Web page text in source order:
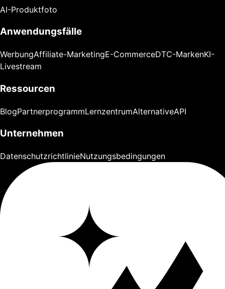
AI-Produktfoto
Anwendungsfälle
WerbungAffiliate-MarketingE-CommerceDTC-MarkenKI-
Livestream
Ressourcen
BlogPartnerprogrammLernzentrumAlternativeAPI
Unternehmen
DatenschutzrichtlinieNutzungsbedingungen